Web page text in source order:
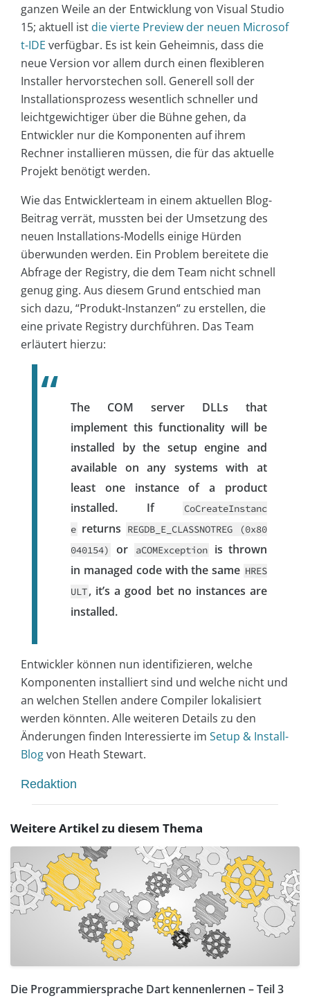
ganzen Weile an der Entwicklung von Visual Studio
15; aktuell ist die vierte Preview der neuen Microsof
t-IDE verfügbar. Es ist kein Geheimnis, dass die
neue Version vor allem durch einen flexibleren
Installer hervorstechen soll. Generell soll der
Installationsprozess wesentlich schneller und
leichtgewichtiger über die Bühne gehen, da
Entwickler nur die Komponenten auf ihrem
Rechner installieren müssen, die für das aktuelle
Projekt benötigt werden.
Wie das Entwicklerteam in einem aktuellen Blog-
Beitrag verrät, mussten bei der Umsetzung des
neuen Installations-Modells einige Hürden
überwunden werden. Ein Problem bereitete die
Abfrage der Registry, die dem Team nicht schnell
genug ging. Aus diesem Grund entschied man
sich dazu, “Produkt-Instanzen“ zu erstellen, die
eine private Registry durchführen. Das Team
erläutert hierzu:
The COM server DLLs that
implement this functionality will be
installed by the setup engine and
available on any systems with at
least one instance of a product
installed. If
CoCreateInstanc
e returns
REGDB_E_CLASSNOTREG (0x80
040154)
or aCOMException
is thrown
in managed code with the same HRES
ULT, it’s a good bet no instances are
installed.
Entwickler können nun identifizieren, welche
Komponenten installiert sind und welche nicht und
an welchen Stellen andere Compiler lokalisiert
werden könnten. Alle weiteren Details zu den
Änderungen finden Interessierte im Setup & Install-
Blogvon Heath Stewart.
Redaktion
Weitere Artikel zu diesem Thema
Die Programmiersprache Dart kennenlernen – Teil 3